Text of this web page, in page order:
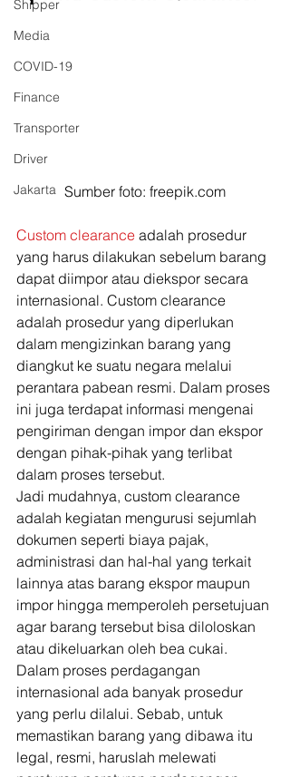
Shipper
Media
COVID-19
Finance
Transporter
Driver
Jakarta Sumber foto: freepik.com
Custom clearance adalah prosedur
yang harus dilakukan sebelum barang
dapat diimpor atau diekspor secara
internasional. Custom clearance
adalah prosedur yang diperlukan
dalam mengizinkan barang yang
diangkut ke suatu negara melalui
perantara pabean resmi. Dalam proses
ini juga terdapat informasi mengenai
pengiriman dengan impor dan ekspor
dengan pihak-pihak yang terlibat
dalam proses tersebut.
Jadi mudahnya, custom clearance
adalah kegiatan mengurusi sejumlah
dokumen seperti biaya pajak,
administrasi dan hal-hal yang terkait
lainnya atas barang ekspor maupun
impor hingga memperoleh persetujuan
agar barang tersebut bisa diloloskan
atau dikeluarkan oleh bea cukai.
Dalam proses perdagangan
internasional ada banyak prosedur
yang perlu dilalui. Sebab, untuk
memastikan barang yang dibawa itu
legal, resmi, haruslah melewati